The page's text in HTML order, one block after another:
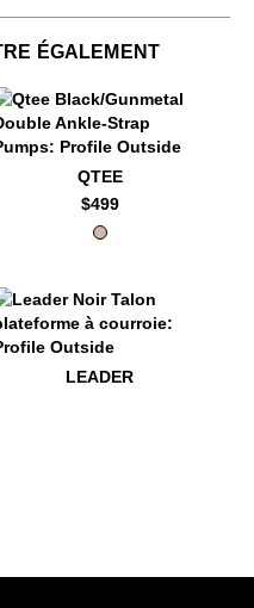
ÉGALEMENT
QTEE
$499
LEADER